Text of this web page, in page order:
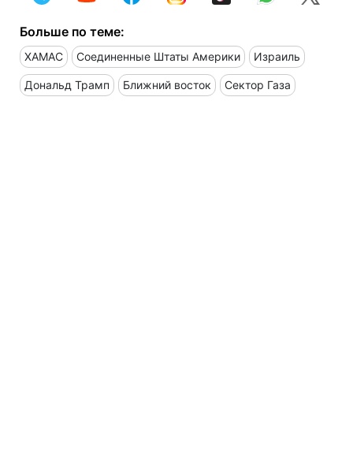
Больше по теме:
ХАМАС Соединенные Штаты Америки Израиль
Дональд Трамп Ближний восток Сектор Газа